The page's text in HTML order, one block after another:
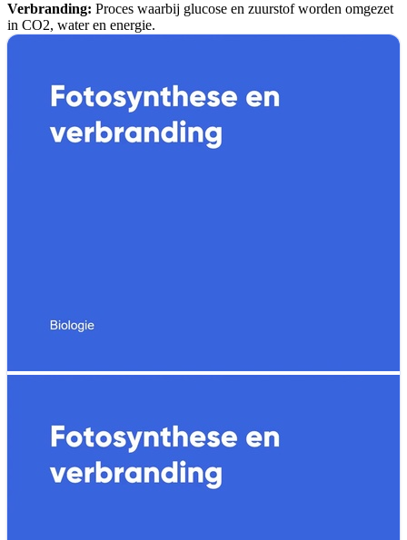
Verbranding: Proces waarbij glucose en zuurstof worden omgezet
in CO2, water en energie.